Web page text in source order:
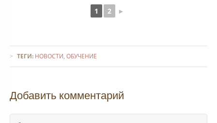
1 2 ►
ТЕГИ: НОВОСТИ, ОБУЧЕНИЕ
Добавить комментарий